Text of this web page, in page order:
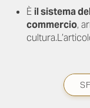
È il sistema
commercio,
cultura.